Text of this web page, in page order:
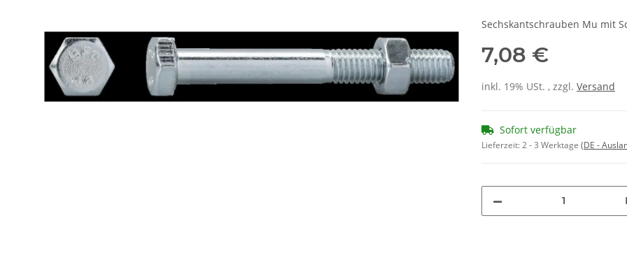
Sechskantschrauben Mu mit
7,08 €
inkl. 19% USt. , zzgl. Versand
Sofort verfügbar
Lieferzeit:2 - 3 Werktage (DE -